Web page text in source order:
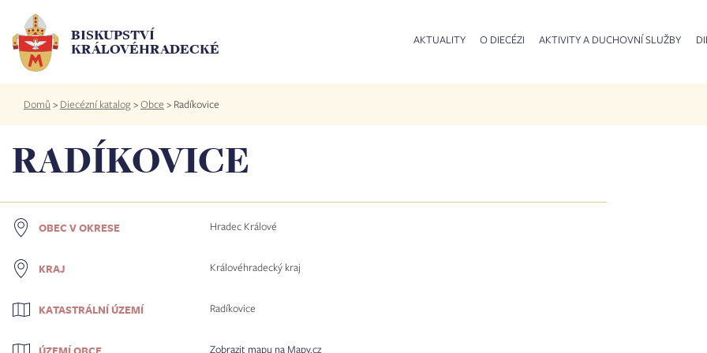
hlavnímu
obsahu
BISKUPSTVÍ
KRÁLOVÉHRADECKÉ
AKTUALITY O DIECÉZI AKTIVITY A DUCHOVNÍ SLUŽBY
Drobečková
navigace
Domů > Diecézní katalog>Obce > Radíkovice
RADÍKOVICE
OBEC V OKRESE Hradec Králové
KRAJ Královéhradecký kraj
KATASTRÁLNÍ ÚZEMÍ Radíkovice
Zobrazit mapu na Mapy.cz